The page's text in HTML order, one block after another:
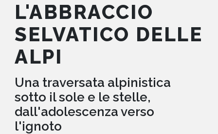
HOME
CATALOGO
AUTORI
L'ABBRACCIO
SELVATICO DELLE
ALPI
Una traversata alpinistica
sotto il sole e le stelle,
dall'adolescenza verso
l'ignoto